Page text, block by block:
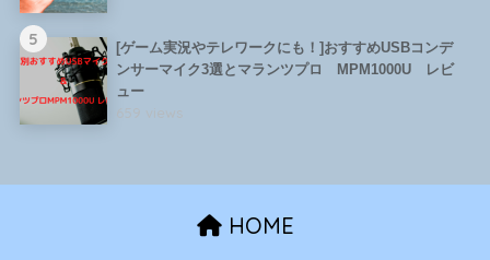
5
[ゲーム実況やテレワークにも！]おすすめUSBコンデ
ンサーマイク3選とマランツプロ MPM1000U レビ
ュー
659 views
HOME